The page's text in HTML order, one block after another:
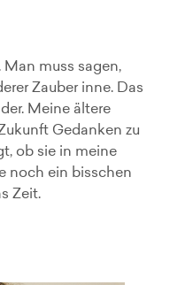
muss sagen,
Zauber inne. Das
Meine ältere
Gedanken zu
ob sie in meine
noch ein bisschen
Zeit.